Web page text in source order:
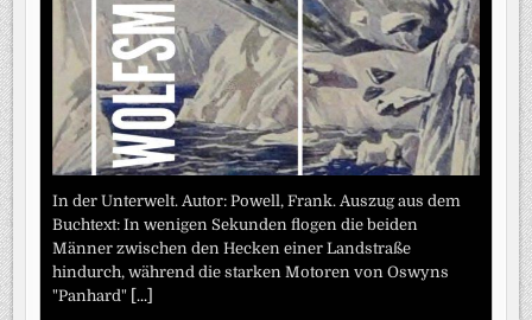
In der Unterwelt. Autor: Powell, Frank. Auszug aus dem
Buchtext: In wenigen Sekunden flogen die beiden
Männer zwischen den Hecken einer Landstraße
hindurch, während die starken Motoren von Oswyns
"Panhard" [...]